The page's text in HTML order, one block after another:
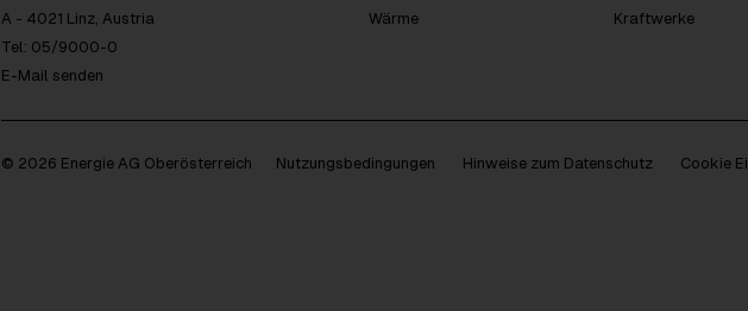
A - 4021 Linz, Austria
Tel: 05/9000-0
E-Mail senden
Wärme
Kraftwerke
© 2026 Energie AG Oberösterreich Nutzungsbedingungen Hinweise zum Datenschutz Cookie